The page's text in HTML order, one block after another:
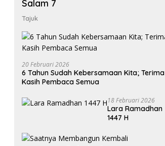
Salam 7
Tajuk
20 Februari 2026
6 Tahun Sudah Kebersamaan Kita; Terima
Kasih Pembaca Semua
18 Februari 2026
Lara Ramadhan
1447 H